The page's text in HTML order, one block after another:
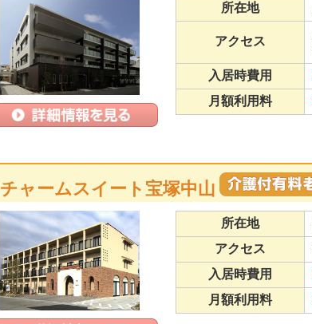
所在地
アクセス
入居時費用
月額利用料
チャームスイート宝塚中山
所在地
アクセス
入居時費用
月額利用料